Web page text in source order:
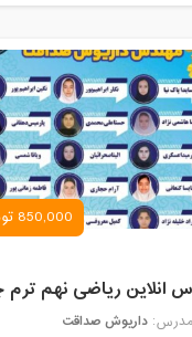
850,000 تومان
مدرس: داریوش صداقت